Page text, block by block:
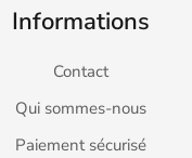
Informations
Contact
Qui sommes-nous
Paiement sécurisé